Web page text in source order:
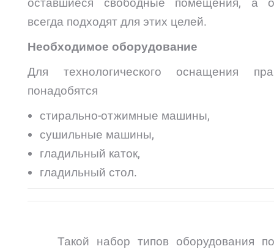
оставшиеся свободные помещения, а
всегда подходят для этих целей.
Необходимое оборудование
Для технологического оснащения
понадобятся
стирально-отжимные машины,
сушильные машины,
гладильный каток,
гладильный стол.
Такой набор типов оборудования